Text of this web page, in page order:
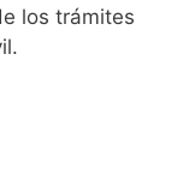
los trámites